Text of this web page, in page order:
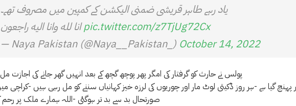
یاد رہے طاہر قریشی ضمنی الیکشن کے کمپین میں مصروف تھے۔
انا لله وانا اليه راجعونpic.twitter.com/z7TjUg72Cx
— Naya Pakistan (@Naya__Pakistan_) October 14, 2022
پولس نے حارث کو گرفتار کی امگر پھر پوچھ گچھ کے بعد انہیں گھر جانے کی اجازت
پہنچ گیا ہے -ہر روز ڈکیتی لوٹ مار اور چوریوں کی لرزہ خیز کہانیاں سننے کو مل رہی ہیں -کراچی
صورتحال بد سے بد تر ہوگئی -اللہ ہمارے ملک پر